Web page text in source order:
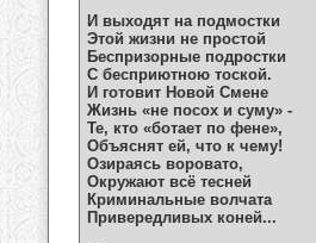
И выходят на подмостки
Этой жизни не простой
Беспризорные подростки
С бесприютною тоской.
И готовит Новой Смене
Жизнь «не посох и суму» -
Те, кто «ботает по фене»,
Объяснят ей, что к чему!
Озираясь воровато,
Окружают всё тесней
Криминальные волчата
Привередливых коней...